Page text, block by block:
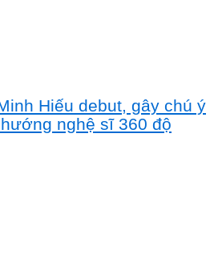
Hiếu debut, gây chú ý
nghệ sĩ 360 độ